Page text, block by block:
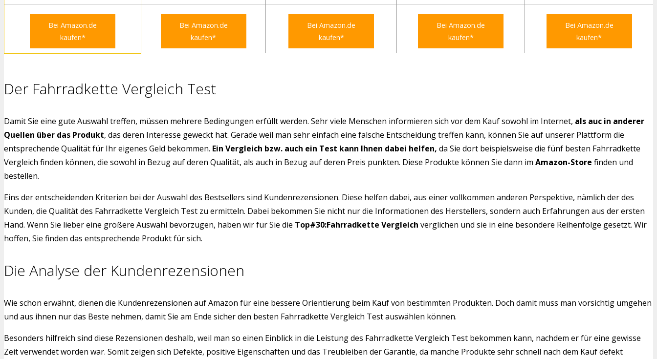
Bei Amazon.de
kaufen*
Bei Amazon.de
kaufen*
Bei Amazon.de
kaufen*
Bei Amazon.de
kaufen*
Bei Amazon.de
kaufen*
Der Fahrradkette Vergleich Test
Damit Sie eine gute Auswahl treffen, müssen mehrere Bedingungen erfüllt werden. Sehr viele Menschen informieren sich vor dem Kauf sowohl im Internet, als auc in anderer
Quellen über das Produkt, das deren Interesse geweckt hat. Gerade weil man sehr einfach eine falsche Entscheidung treffen kann, können Sie auf unserer Plattform die
entsprechende Qualität für Ihr eigenes Geld bekommen. Ein Vergleich bzw. auch ein Test kann Ihnen dabei helfen, da Sie dort beispielsweise die fünf besten Fahrradkette
Vergleich finden können, die sowohl in Bezug auf deren Qualität, als auch in Bezug auf deren Preis punkten. Diese Produkte können Sie dann im Amazon-Store finden und
bestellen.
Eins der entscheidenden Kriterien bei der Auswahl des Bestsellers sind Kundenrezensionen. Diese helfen dabei, aus einer vollkommen anderen Perspektive, nämlich der des
Kunden, die Qualität des Fahrradkette Vergleich Test zu ermitteln. Dabei bekommen Sie nicht nur die Informationen des Herstellers, sondern auch Erfahrungen aus der ersten
Hand. Wenn Sie lieber eine größere Auswahl bevorzugen, haben wir für Sie die Top#30:Fahrradkette Vergleich verglichen und sie in eine besondere Reihenfolge gesetzt. Wir
hoffen, Sie finden das entsprechende Produkt für sich.
Die Analyse der Kundenrezensionen
Wie schon erwähnt, dienen die Kundenrezensionen auf Amazon für eine bessere Orientierung beim Kauf von bestimmten Produkten. Doch damit muss man vorsichtig umgehen
und aus ihnen nur das Beste nehmen, damit Sie am Ende sicher den besten Fahrradkette Vergleich Test auswählen können.
Besonders hilfreich sind diese Rezensionen deshalb, weil man so einen Einblick in die Leistung des Fahrradkette Vergleich Test bekommen kann, nachdem er für eine gewisse
Zeit verwendet worden war. Somit zeigen sich Defekte, positive Eigenschaften und das Treubleiben der Garantie, da manche Produkte sehr schnell nach dem Kauf defekt